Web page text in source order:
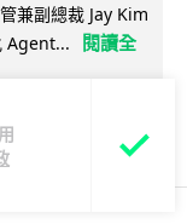
兼副總裁 Jay Kim
Agent...
閱讀全